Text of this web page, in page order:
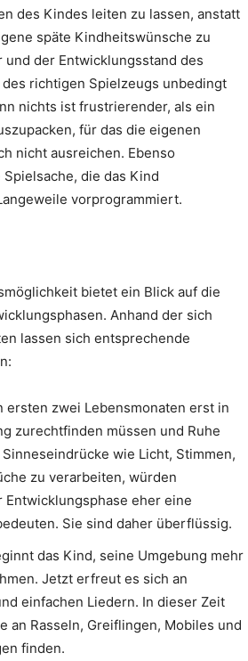
des Kindes leiten zu lassen, anstatt
späte Kindheitswünsche zu
der Entwicklungsstand des
richtigen Spielzeugs unbedingt
nichts ist frustrierender, als ein
für das die eigenen
nicht ausreichen. Ebenso
die das Kind
vorprogrammiert.
bietet ein Blick auf die
Anhand der sich
lassen sich entsprechende
ersten zwei Lebensmonaten erst in
zurechtfinden müssen und Ruhe
wie Licht, Stimmen,
zu verarbeiten, würden
Entwicklungsphase eher eine
Sie sind daher überflüssig.
das Kind, seine Umgebung mehr
Jetzt erfreut es sich an
einfachen Liedern. In dieser Zeit
an Rasseln, Greiflingen, Mobiles und
finden.